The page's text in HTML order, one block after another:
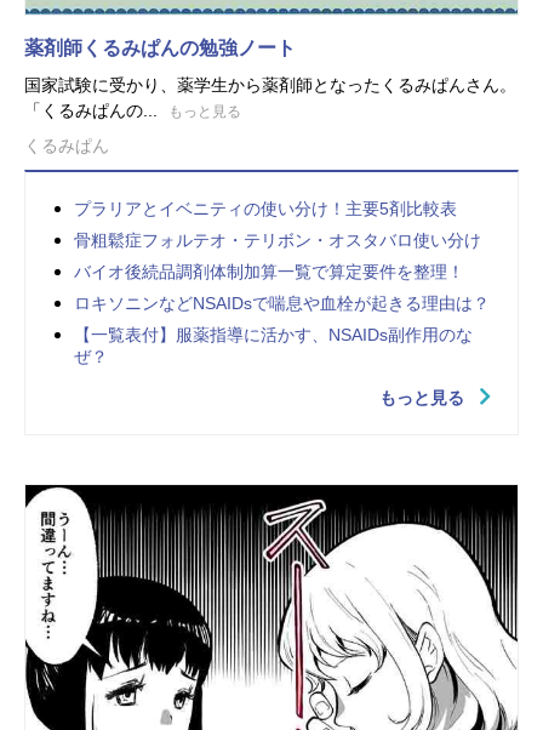
薬剤師くるみぱんの勉強ノート
国家試験に受かり、薬学生から薬剤師となったくるみぱんさん。
「くるみぱんの...
もっと見る
くるみぱん
プラリアとイベニティの使い分け！主要5剤比較表
骨粗鬆症フォルテオ・テリボン・オスタバロ使い分け
バイオ後続品調剤体制加算一覧で算定要件を整理！
ロキソニンなどNSAIDsで喘息や血栓が起きる理由は？
【一覧表付】服薬指導に活かす、NSAIDs副作用のな
ぜ？
もっと見る